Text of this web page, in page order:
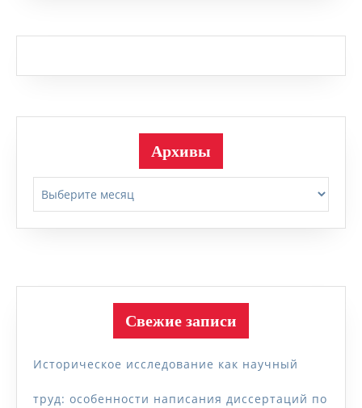
Архивы
Свежие записи
Историческое исследование как научный
труд: особенности написания диссертаций по